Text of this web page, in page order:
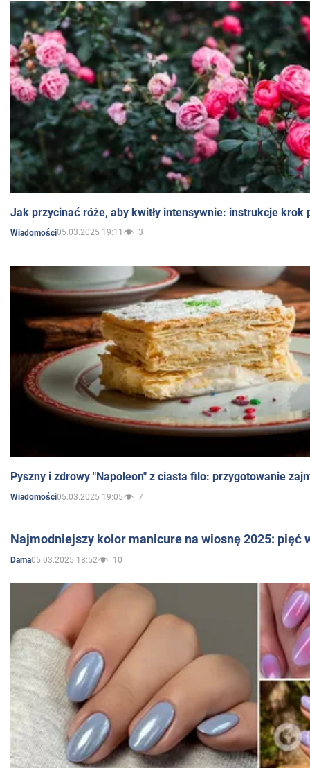
Jak przycinać róże, aby kwitły intensywnie: instrukcje krok
Wiadomości05.03.2025 19:11 3
Pyszny i zdrowy "Napoleon" z ciasta filo: przygotowanie
Wiadomości05.03.2025 19:05 7
Najmodniejszy kolor manicure na wiosnę 2025: pięć
Dama05.03.2025 18:52 10